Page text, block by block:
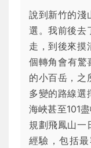
說到新竹的淺
選。我前後去
走，到後來摸
個轉角會有驚
的小百岳，之
多變的路線選
海峽甚至101
規劃飛鳳山一
經驗，包括